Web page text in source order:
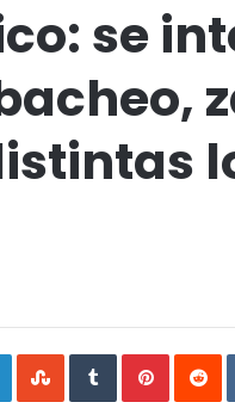
se
LinkedInStumbleUpon
TumblrPinterest